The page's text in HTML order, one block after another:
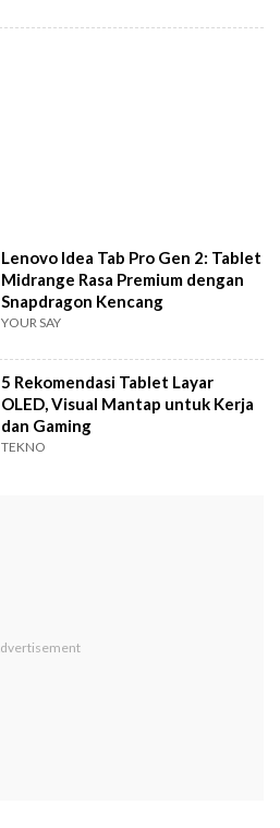
Lenovo Idea Tab Pro Gen 2: Tablet
Midrange Rasa Premium dengan
Snapdragon Kencang
YOUR SAY
5 Rekomendasi Tablet Layar
OLED, Visual Mantap untuk Kerja
dan Gaming
TEKNO